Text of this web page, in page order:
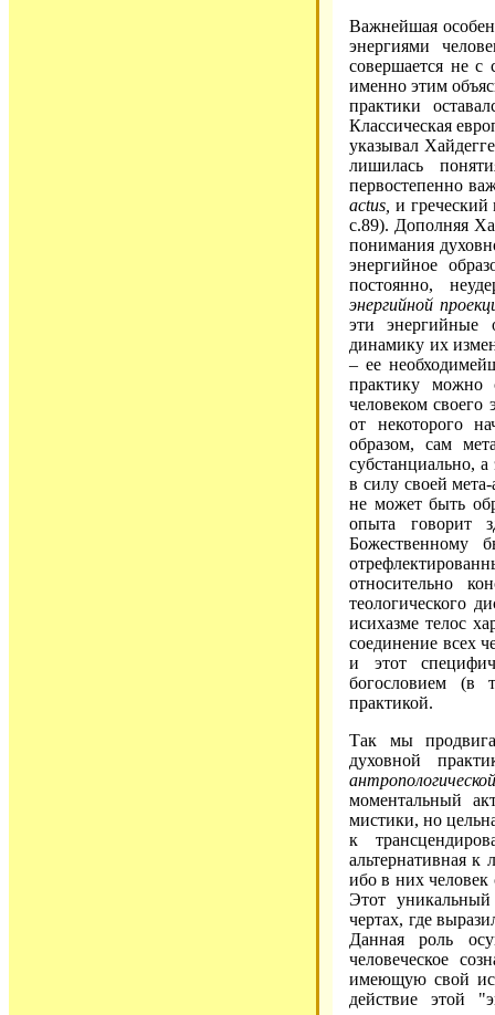
Важнейшая
энергиями
совершается не с
именно этим
практики
Классическая
указывал
лишилась
первостепенно
actus, и
с.89). Дополняя
понимания
энергийное
постоянно,
энергийной
эти энергийные
динамику их
– ее
практику можно
человеком своего
от некоторого
образом, сам
субстанциально,
в силу своей
не может быть
опыта говорит
Божественному
относительно
теологического
исихазме телос
соединение всех
и этот
богословием (в
практикой.
Так мы
духовной
моментальный
мистики, но
к
альтернативная
ибо в них
Этот уникальный
чертах, где
Данная роль
человеческое
имеющую свой
действие этой